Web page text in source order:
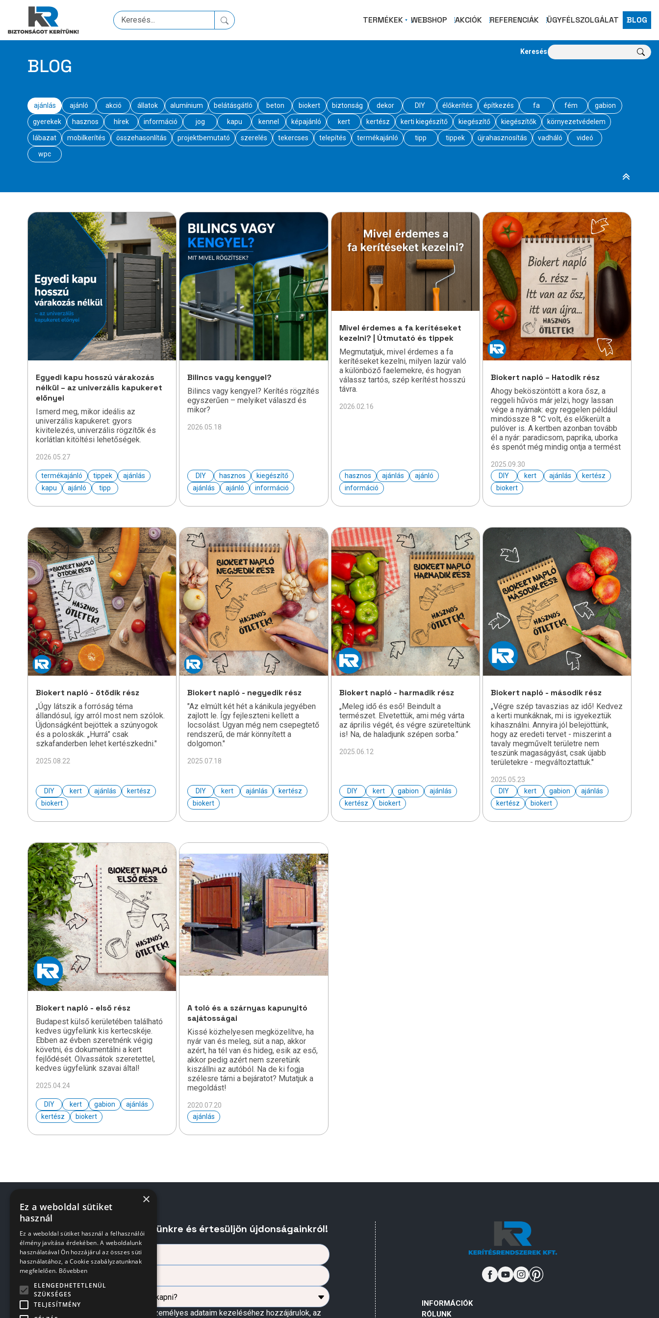
TERMÉKEK WEBSHOP AKCIÓK REFERENCIÁK ÜGYFÉLSZOLGÁLAT BLOG
BLOG
ajánlás ajánló akció állatok alumínium belátásgátló beton biokert biztonság dekor DIY élőkerítés építkezés fa fém gabion
gyerekek hasznos hírek információ jog kapu kennel képajánló kert kertész kerti kiegészítő kiegészítő kiegészítők környezetvédelem
lábazat mobilkerítés összehasonlítás projektbemutató szerelés tekercses telepítés termékajánló tipp tippek újrahasznosítás vadháló videó
wpc
Keresés
Egyedi kapu hosszú várakozás
nélkül – az univerzális kapukeret
előnyei
Ismerd meg, mikor ideális az
univerzális kapukeret: gyors
kivitelezés, univerzális rögzítők és
korlátlan kitöltési lehetőségek.
2026.05.27
termékajánló tippek
ajánlás
kapu
ajánló tipp
Bilincs vagy kengyel?
Bilincs vagy kengyel? Kerítés rögzítés
egyszerűen – melyiket válaszd és
mikor?
2026.05.18
DIY hasznos
kiegészítő
ajánlás
ajánló információ
Mivel érdemes a fa kerítéseket
kezelni? | Útmutató és tippek
Megmutatjuk, mivel érdemes a fa
kerítéseket kezelni, milyen lazúr való
a különböző faelemekre, és hogyan
válassz tartós, szép kerítést hosszú
távra.
2026.02.16
hasznos ajánlás
ajánló
információ
Biokert napló – Hatodik rész
Ahogy beköszöntött a kora ősz, a
reggeli hűvös már jelzi, hogy lassan
vége a nyárnak: egy reggelen például
mindössze 8 °C volt, és előkerült a
pulóver is. A kertben azonban tovább
él a nyár: paradicsom, paprika, uborka
és spenót még mindig ontja a termést
2025.09.30
DIY
kert ajánlás
kertész
biokert
Biokert napló - ötödik rész
„Úgy látszik a forróság téma
állandósul, így arról most nem szólok.
Újdonságként bejöttek a szúnyogok
és a poloskák. „Hurrá” csak
szkafanderben lehet kertészkedni."
2025.08.22
DIY kert ajánlás
kertész
biokert
Biokert napló - negyedik rész
"Az elmúlt két hét a kánikula jegyében
zajlott le. Így fejleszteni kellett a
locsolást. Ugyan még nem csepegtető
rendszerű, de már könnyített a
dolgomon."
2025.07.18
DIY kert ajánlás
kertész
biokert
Biokert napló - harmadik rész
„Meleg idő és eső! Beindult a
természet. Elvetettük, ami még várta
az április végét, és végre szüreteltünk
is! Na, de haladjunk szépen sorba.”
2025.06.12
DIY kert gabion
ajánlás
kertész
biokert
Biokert napló - második rész
„Végre szép tavaszias az idő! Kedvez
a kerti munkáknak, mi is igyekeztük
kihasználni. Annyira jól belejöttünk,
hogy az eredeti tervet - miszerint a
tavaly megművelt területre nem
teszünk magaságyást, csak újabb
területekre - megváltoztattuk."
2025.05.23
DIY
kert gabion
ajánlás
kertész
biokert
Biokert napló - első rész
Budapest külső kerületében található
kedves ügyfelünk kis kertecskéje.
Ebben az évben szeretnénk végig
követni, és dokumentálni a kert
fejlődését. Olvassátok szeretettel,
kedves ügyfelünk szavai által!
2025.04.24
DIY kert gabion
ajánlás
kertész
biokert
A toló és a szárnyas kapunyitó
sajátosságai
Kissé közhelyesen megközelítve, ha
nyár van és meleg, süt a nap, akkor
azért, ha tél van és hideg, esik az eső,
akkor pedig azért nem szeretünk
kiszállni az autóból. Na de ki fogja
szélesre tárni a bejáratot? Mutatjuk a
megoldást!
2020.07.20
ajánlás
Iratkozzon fel hírlevelünkre és értesüljön újdonságainkról!
Az űrlapban megadott személyes adataim kezeléséhez hozzájárulok, az
INFORMÁCIÓK
RÓLUNK
×
Ez a weboldal sütiket
használ
Ez a weboldal sütiket használ a felhasználói
élmény javítása érdekében. A weboldalunk
használatával Ön hozzájárul az összes süti
használatához, a Cookie szabályzatunknak
megfelelően. Bővebben
ELENGEDHETETLENÜL
SZÜKSÉGES
TELJESÍTMÉNY